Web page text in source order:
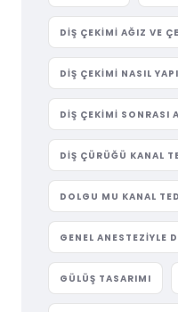
DIŞ ÇEKIMI AĞIZ VE
DIŞ ÇEKIMI NASIL
DIŞ ÇEKIMI SONRASI
DIŞ ÇÜRÜĞÜ KANAL
DOLGU MU KANAL
GENEL ANESTEZIYLE
GÜLÜŞ TASARIMI